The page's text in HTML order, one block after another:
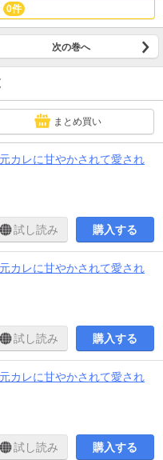
0件
次の巻へ
まとめ買い
カレに甘やかされて愛され
試し読み 購入する
カレに甘やかされて愛され
試し読み 購入する
カレに甘やかされて愛され
試し読み 購入する